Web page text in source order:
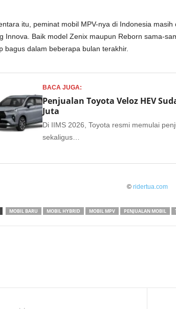
itu, peminat mobil MPV-nya di Indonesia
Innova. Baik model Zenix maupun Reborn sama-
bagus dalam beberapa bulan terakhir.
BACA JUGA:
Penjualan Toyota Veloz HEV
Juta
Di IIMS 2026, Toyota resmi memulai
sekaligus…
© ridertua.com
MOBIL BARU MOBIL HYBRID MOBIL MPV PENJUALAN MOBIL